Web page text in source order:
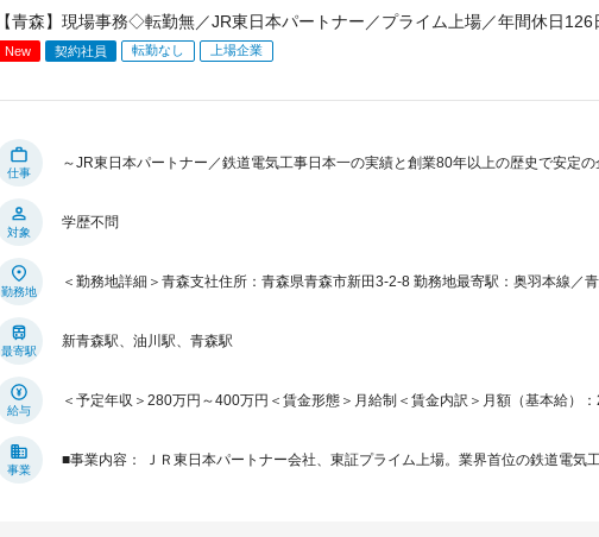
【青森】現場事務◇転勤無／JR東日本パートナー／プライム上場／年間休日126
New 契約社員 転勤なし 上場企業
仕事
～JR東日本パートナー／鉄道電気工事日本一の実績と創業80年以上の歴史で安定
対象
学歴不問
勤務地
＜勤務地詳細＞青森支社住所：青森県青森市新田3-2-8 勤務地最寄駅：奥羽本線／
最寄駅
新青森駅、油川駅、青森駅
給与
＜予定年収＞280万円～400万円＜賃金形態＞月給制＜賃金内訳＞月額（基本給）
事業
■事業内容： ＪＲ東日本パートナー会社、東証プライム上場。業界首位の鉄道電気